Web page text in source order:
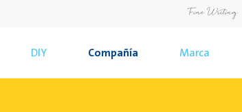
DIY Compañía Marca